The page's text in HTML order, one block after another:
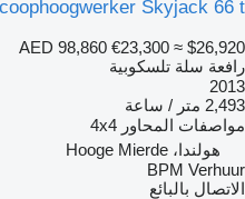
Skyjack 66 t
AED 98,860 €23,300 ≈ $26,920
رافعة سلة تلسكوبية
2013
2,493 متر / ساعة
مواصفات المحاور 4x4
هولندا، Hooge Mierde
BPM Verhuur
الاتصال بالبائع